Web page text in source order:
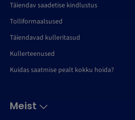
Täiendav saadetise kindlustus
Tolliformaalsused
Täiendavad kulleritasud
Kullerteenused
Kuidas saatmise pealt kokku hoida?
Meist